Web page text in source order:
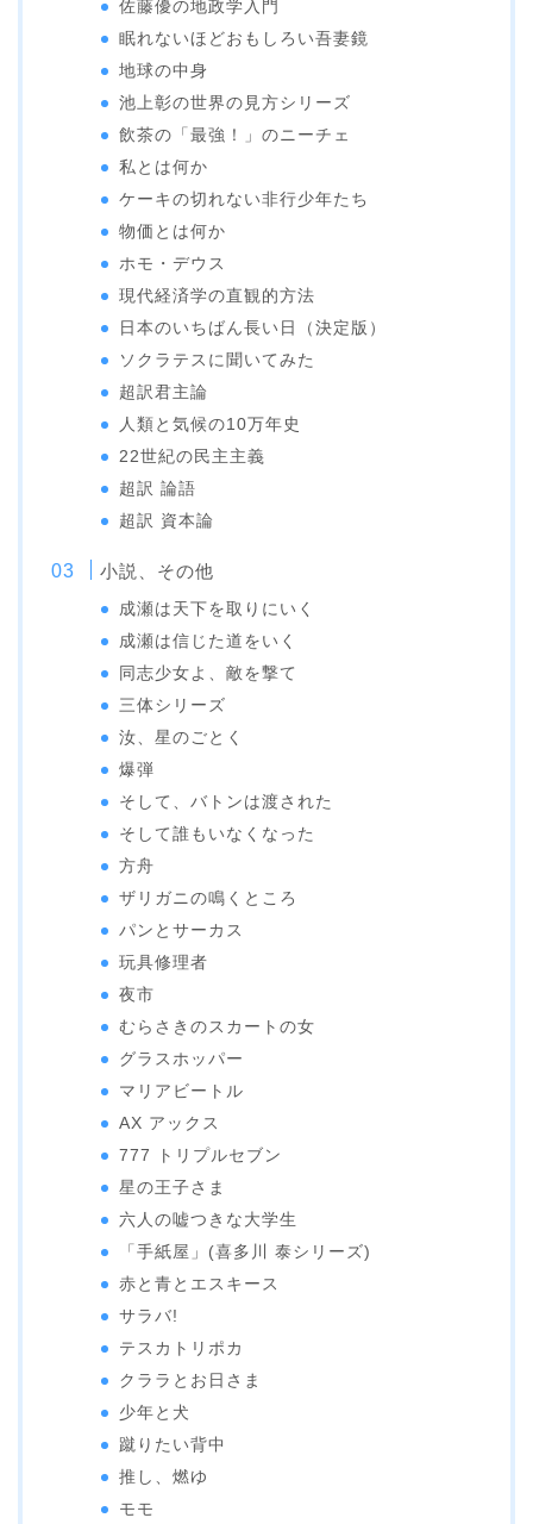
佐藤優の地政学入門
眠れないほどおもしろい吾妻鏡
地球の中身
池上彰の世界の見方シリーズ
飲茶の「最強！」のニーチェ
私とは何か
ケーキの切れない非行少年たち
物価とは何か
ホモ・デウス
現代経済学の直観的方法
日本のいちばん長い日（決定版）
ソクラテスに聞いてみた
超訳君主論
人類と気候の10万年史
22世紀の民主主義
超訳 論語
超訳 資本論
小説、その他
成瀬は天下を取りにいく
成瀬は信じた道をいく
同志少女よ、敵を撃て
三体シリーズ
汝、星のごとく
爆弾
そして、バトンは渡された
そして誰もいなくなった
方舟
ザリガニの鳴くところ
パンとサーカス
玩具修理者
夜市
むらさきのスカートの女
グラスホッパー
マリアビートル
AX アックス
777 トリプルセブン
星の王子さま
六人の嘘つきな大学生
「手紙屋」(喜多川 泰シリーズ)
赤と青とエスキース
サラバ!
テスカトリポカ
クララとお日さま
少年と犬
蹴りたい背中
推し、燃ゆ
モモ